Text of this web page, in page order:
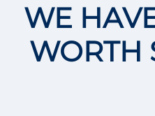
WE
WORTH